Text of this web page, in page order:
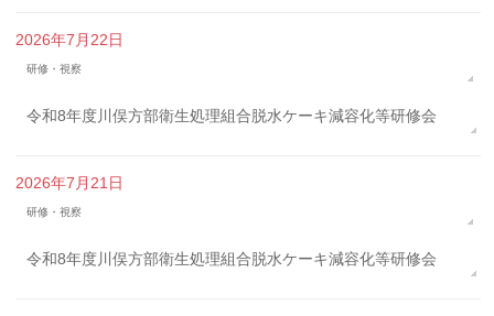
2026年7月22日
研修・視察
令和8年度川俣方部衛生処理組合脱水ケーキ減容化等研修会
2026年7月21日
研修・視察
令和8年度川俣方部衛生処理組合脱水ケーキ減容化等研修会